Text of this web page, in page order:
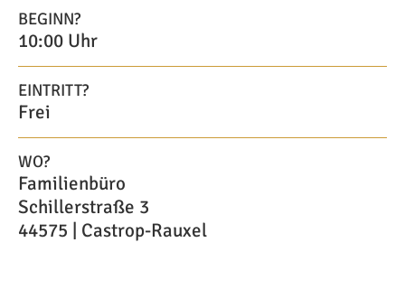
BEGINN?
10:00 Uhr
EINTRITT?
Frei
WO?
Familienbüro
Schillerstraße 3
44575 | Castrop-Rauxel